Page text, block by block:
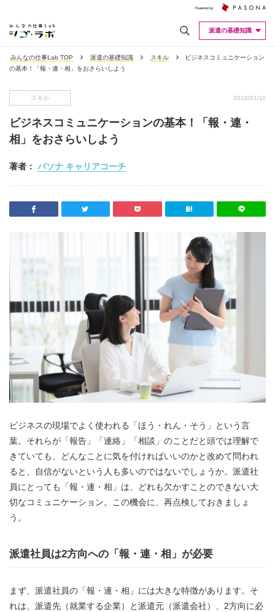
派遣の基礎知識
みんなの仕事Lab TOP 派遣の基礎知識 スキル
ビジネスコミュニケーション
の基本！「報・連・相」をおさらいしよう
スキル 2018/01/11
ビジネスコミュニケーションの基本！「報・連・
相」をおさらいしよう
著者： パソナ キャリアコーチ
ビジネスの現場でよく使われる「ほう・れん・そう」という言
葉。それらが「報告」「連絡」「相談」のことだと頭では理解で
きていても、どんなことに気を付ければいいのかと改めて問われ
ると、自信がないという人も多いのではないでしょうか。派遣社
員にとっても「報・連・相」は、どれも欠かすことのできない大
切なコミュニケーション。この機会に、再点検しておきましょ
う。
派遣社員は2方向への「報・連・相」が必要
まず、派遣社員の「報・連・相」には大きな特徴があります。そ
れは、派遣先（就業する企業）と派遣元（派遣会社）、2方向に必